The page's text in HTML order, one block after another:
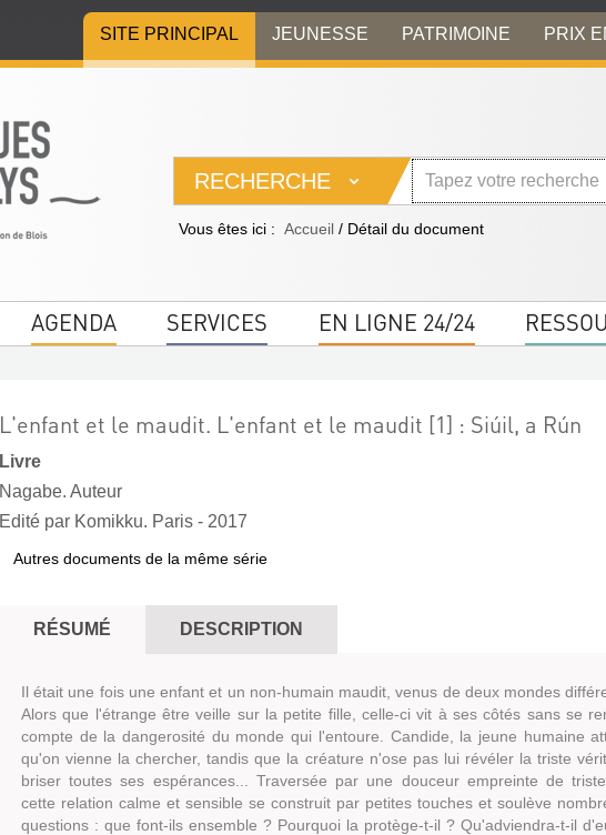
SITE PRINCIPAL JEUNESSE PATRIMOINE PRIX
RECHERCHE
Vous êtes ici : Accueil / Détail du document
AGENDA SERVICES EN LIGNE 24/24
L'enfant et le maudit. L'enfant et le maudit [1] : Siúil, a Rún
Livre
Nagabe. Auteur
Edité par Komikku. Paris - 2017
Autres documents de la même série
RÉSUMÉ DESCRIPTION
Il était une fois une enfant et un non-humain maudit, venus de deux mondes
Alors que l'étrange être veille sur la petite fille, celle-ci vit à ses côtés sans se
compte de la dangerosité du monde qui l'entoure. Candide, la jeune humaine
qu'on vienne la chercher, tandis que la créature n'ose pas lui révéler la triste
briser toutes ses espérances... Traversée par une douceur empreinte de
cette relation calme et sensible se construit par petites touches et soulève
questions : que font-ils ensemble ? Pourquoi la protège-t-il ? Qu'adviendra-t-il